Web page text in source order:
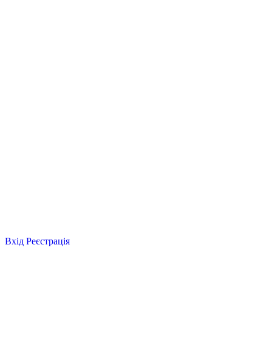
Вхід Реєстрація